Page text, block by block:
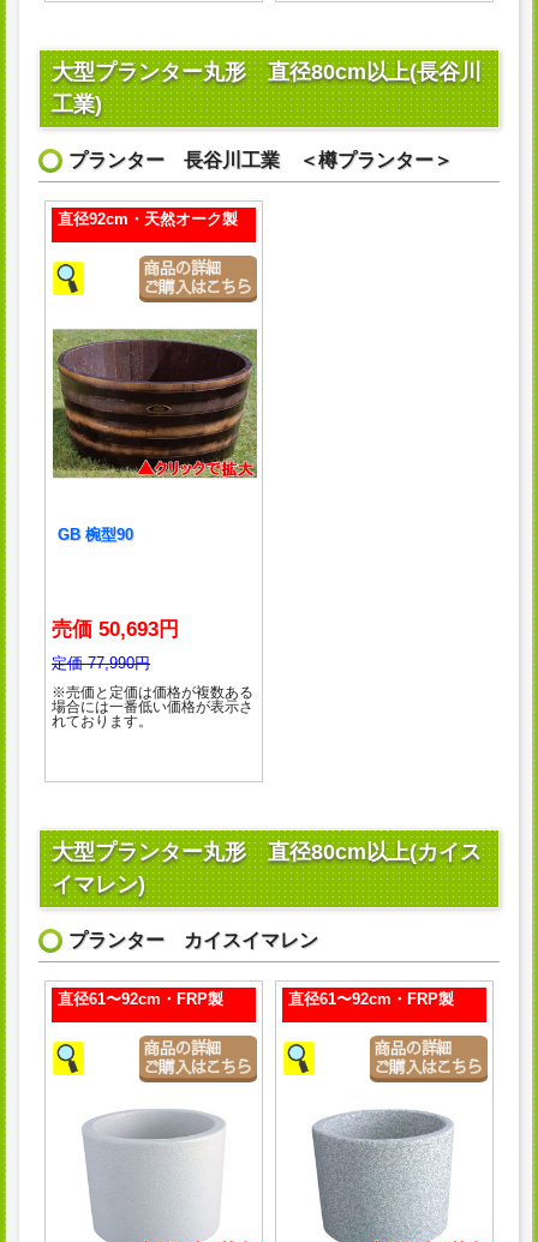
大型プランター丸形 直径80cm以上(長谷川
工業)
プランター 長谷川工業 ＜樽プランター＞
直径92cm・天然オーク製
GB 椀型90
売価 50,693円
定価 77,990円
※売価と定価は価格が複数ある
場合には一番低い価格が表示さ
れております。
大型プランター丸形 直径80cm以上(カイス
イマレン)
プランター カイスイマレン
直径61〜92cm・FRP製 直径61〜92cm・FRP製